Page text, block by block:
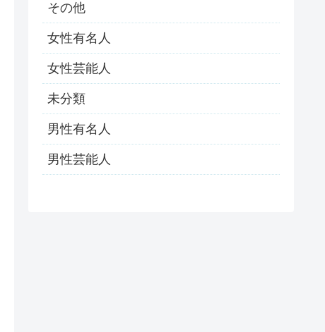
その他
女性有名人
女性芸能人
未分類
男性有名人
男性芸能人